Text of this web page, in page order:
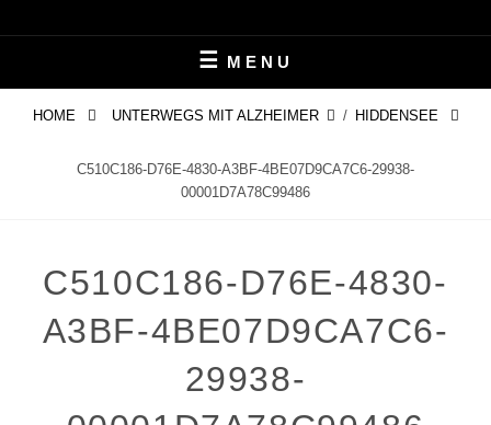
to
PERIFAIR
MENU
HOME UNTERWEGS MIT ALZHEIMER / HIDDENSEE
C510C186-D76E-4830-A3BF-4BE07D9CA7C6-29938-
00001D7A78C99486
C510C186-D76E-4830-
A3BF-4BE07D9CA7C6-
29938-